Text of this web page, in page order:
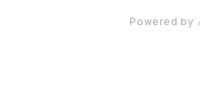
Powered by